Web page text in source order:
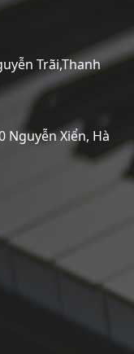
Trãi,Thanh
Nguyễn Xiển, Hà